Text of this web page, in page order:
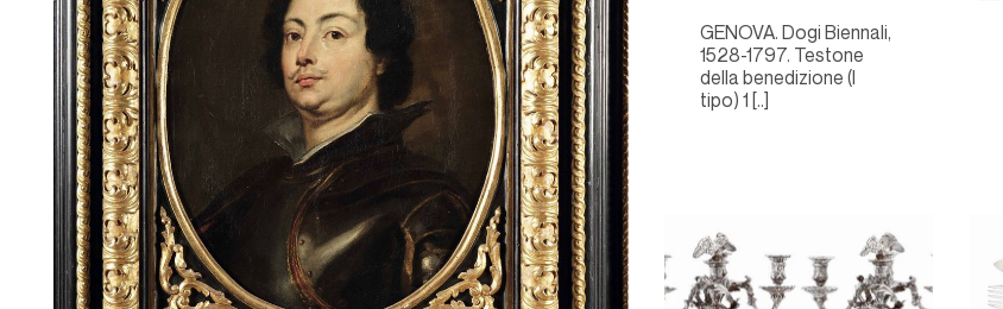
GENOVA. Dogi Biennali,
1528-1797. Testone
della benedizione (I
tipo) 1 [..]